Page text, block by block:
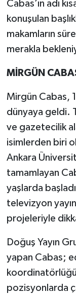
Cabas’ın adı
konuşulan
makamların
merakla
MİRGÜN
Mirgün Cabas,
dünyaya geldi.
ve gazetecilik
isimlerden biri
Ankara
tamamlayan
yaşlarda
televizyon
projeleriyle
Doğuş Yayın
yapan Cabas;
pozisyonlarda